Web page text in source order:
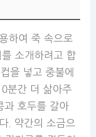
하여 죽 속으로
소개하려고 합
을 넣고 중불에
분간 더 삶아주
과 호두를 갈아
. 약간의 소금으